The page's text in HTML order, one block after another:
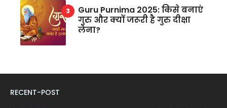
Guru Purnima 2025: किसे बनाएं
गुरु और क्यों जरूरी है गुरु दीक्षा
लेना?
RECENT-POST